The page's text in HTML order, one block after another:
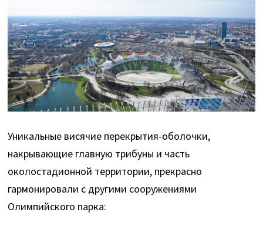
Уникальные висячие перекрытия-оболочки,
накрывающие главную трибуны и часть
околостадионной территории, прекрасно
гармонировали с другими сооружениями
Олимпийского парка: